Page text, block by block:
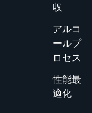
収
アルコ
ールプ
ロセス
性能最
適化